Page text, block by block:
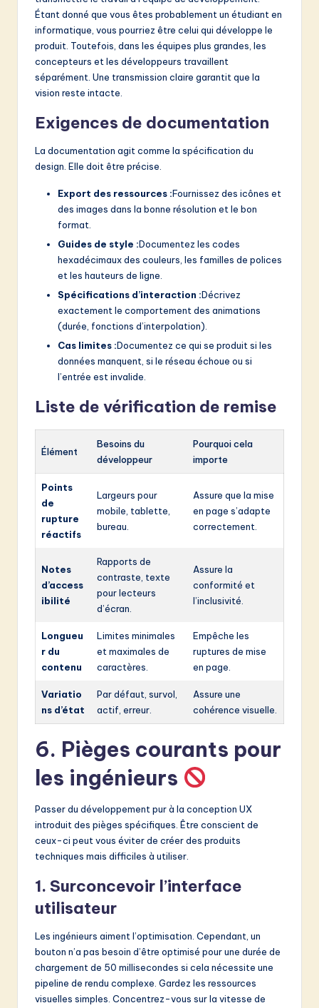
Étant donné que vous êtes probablement un étudiant en
informatique, vous pourriez être celui qui développe le
produit. Toutefois, dans les équipes plus grandes, les
concepteurs et les développeurs travaillent
séparément. Une transmission claire garantit que la
vision reste intacte.
Exigences de documentation
La documentation agit comme la spécification du
design. Elle doit être précise.
Export des ressources :Fournissez des icônes et
des images dans la bonne résolution et le bon
format.
Guides de style :Documentez les codes
hexadécimaux des couleurs, les familles de polices
et les hauteurs de ligne.
Spécifications d’interaction :Décrivez
exactement le comportement des animations
(durée, fonctions d’interpolation).
Cas limites :Documentez ce qui se produit si les
données manquent, si le réseau échoue ou si
l’entrée est invalide.
Liste de vérification de remise
Élément
Besoins du
développeur
Pourquoi cela
importe
Points
de
rupture
réactifs
Largeurs pour
mobile, tablette,
bureau.
Assure que la mise
en page s’adapte
correctement.
Notes
d’access
ibilité
Rapports de
contraste, texte
pour lecteurs
d’écran.
Assure la
conformité et
l’inclusivité.
Longueu
r du
contenu
Limites minimales
et maximales de
caractères.
Empêche les
ruptures de mise
en page.
Variatio
ns d’état
Par défaut, survol,
actif, erreur.
Assure une
cohérence visuelle.
6. Pièges courants pour
les ingénieurs
Passer du développement pur à la conception UX
introduit des pièges spécifiques. Être conscient de
ceux-ci peut vous éviter de créer des produits
techniques mais difficiles à utiliser.
1. Surconcevoir l’interface
utilisateur
Les ingénieurs aiment l’optimisation. Cependant, un
bouton n’a pas besoin d’être optimisé pour une durée de
chargement de 50 millisecondes si cela nécessite une
pipeline de rendu complexe. Gardez les ressources
visuelles simples. Concentrez-vous sur la vitesse de